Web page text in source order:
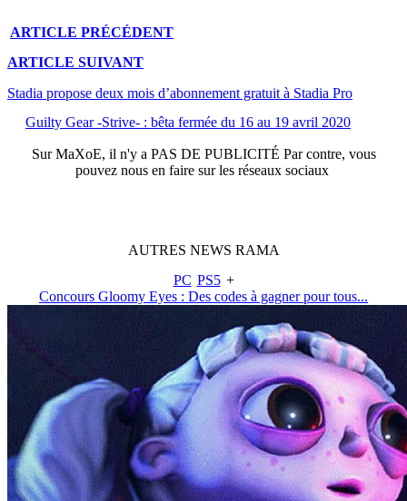
ARTICLE PRÉCÉDENT
ARTICLE SUIVANT
Stadia propose deux mois d’abonnement gratuit à Stadia Pro
Guilty Gear -Strive- : bêta fermée du 16 au 19 avril 2020
SurMaXoE, il n'y a PAS DE PUBLICITÉ Par contre, vous
pouvez nous en faire sur les réseaux sociaux
AUTRES NEWS RAMA
PC PS5 +
Concours Gloomy Eyes : Des codes à gagner pour tous...